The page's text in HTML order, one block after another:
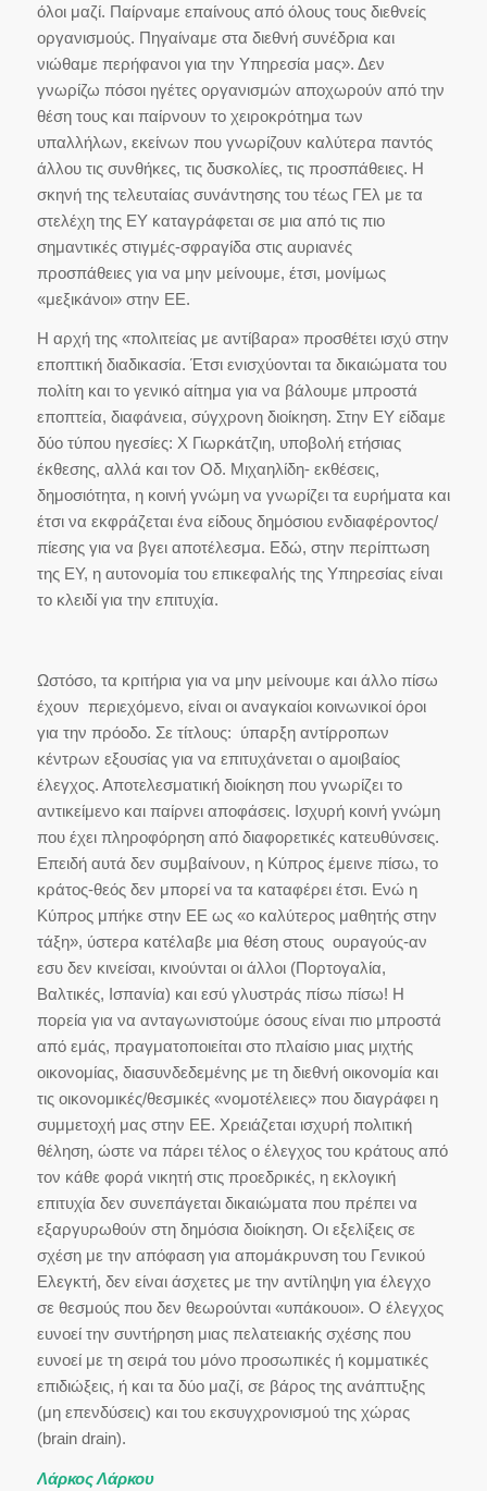
όλοι μαζί. Παίρναμε επαίνους από όλους τους διεθνείς
οργανισμούς. Πηγαίναμε στα διεθνή συνέδρια και
νιώθαμε περήφανοι για την Υπηρεσία μας». Δεν
γνωρίζω πόσοι ηγέτες οργανισμών αποχωρούν από την
θέση τους και παίρνουν το χειροκρότημα των
υπαλλήλων, εκείνων που γνωρίζουν καλύτερα παντός
άλλου τις συνθήκες, τις δυσκολίες, τις προσπάθειες. Η
σκηνή της τελευταίας συνάντησης του τέως ΓΕλ με τα
στελέχη της ΕΥ καταγράφεται σε μια από τις πιο
σημαντικές στιγμές-σφραγίδα στις αυριανές
προσπάθειες για να μην μείνουμε, έτσι, μονίμως
«μεξικάνοι» στην ΕΕ.
Η αρχή της «πολιτείας με αντίβαρα» προσθέτει ισχύ στην
εποπτική διαδικασία. Έτσι ενισχύονται τα δικαιώματα του
πολίτη και το γενικό αίτημα για να βάλουμε μπροστά
εποπτεία, διαφάνεια, σύγχρονη διοίκηση. Στην ΕΥ είδαμε
δύο τύπου ηγεσίες: Χ Γιωρκάτζιη, υποβολή ετήσιας
έκθεσης, αλλά και τον Οδ. Μιχαηλίδη- εκθέσεις,
δημοσιότητα, η κοινή γνώμη να γνωρίζει τα ευρήματα και
έτσι να εκφράζεται ένα είδους δημόσιου ενδιαφέροντος/
πίεσης για να βγει αποτέλεσμα. Εδώ, στην περίπτωση
της ΕΥ, η αυτονομία του επικεφαλής της Υπηρεσίας είναι
το κλειδί για την επιτυχία.
Ωστόσο, τα κριτήρια για να μην μείνουμε και άλλο πίσω
έχουν περιεχόμενο, είναι οι αναγκαίοι κοινωνικοί όροι
για την πρόοδο. Σε τίτλους: ύπαρξη αντίρροπων
κέντρων εξουσίας για να επιτυχάνεται ο αμοιβαίος
έλεγχος. Αποτελεσματική διοίκηση που γνωρίζει το
αντικείμενο και παίρνει αποφάσεις. Ισχυρή κοινή γνώμη
που έχει πληροφόρηση από διαφορετικές κατευθύνσεις.
Επειδή αυτά δεν συμβαίνουν, η Κύπρος έμεινε πίσω, το
κράτος-θεός δεν μπορεί να τα καταφέρει έτσι. Ενώ η
Κύπρος μπήκε στην ΕΕ ως «ο καλύτερος μαθητής στην
τάξη», ύστερα κατέλαβε μια θέση στους ουραγούς-αν
εσυ δεν κινείσαι, κινούνται οι άλλοι (Πορτογαλία,
Βαλτικές, Ισπανία) και εσύ γλυστράς πίσω πίσω! Η
πορεία για να ανταγωνιστούμε όσους είναι πιο μπροστά
από εμάς, πραγματοποιείται στο πλαίσιο μιας μιχτής
οικονομίας, διασυνδεδεμένης με τη διεθνή οικονομία και
τις οικονομικές/θεσμικές «νομοτέλειες» που διαγράφει η
συμμετοχή μας στην ΕΕ. Χρειάζεται ισχυρή πολιτική
θέληση, ώστε να πάρει τέλος ο έλεγχος του κράτους από
τον κάθε φορά νικητή στις προεδρικές, η εκλογική
επιτυχία δεν συνεπάγεται δικαιώματα που πρέπει να
εξαργυρωθούν στη δημόσια διοίκηση. Οι εξελίξεις σε
σχέση με την απόφαση για απομάκρυνση του Γενικού
Ελεγκτή, δεν είναι άσχετες με την αντίληψη για έλεγχο
σε θεσμούς που δεν θεωρούνται «υπάκουοι». Ο έλεγχος
ευνοεί την συντήρηση μιας πελατειακής σχέσης που
ευνοεί με τη σειρά του μόνο προσωπικές ή κομματικές
επιδιώξεις, ή και τα δύο μαζί, σε βάρος της ανάπτυξης
(μη επενδύσεις) και του εκσυγχρονισμού της χώρας
(brain drain).
Λάρκος Λάρκου